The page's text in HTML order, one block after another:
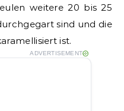
weitere 20 bis 25
sind und die
ist.
ADVERTISEMENT